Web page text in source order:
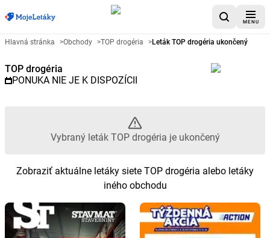
MENU
Reklamný leták TOP drogéria -
Hlavná stránka >Obchody >TOP drogéria >Leták TOP drogéria ukončený
TOP drogéria
PONUKA NIE JE K DISPOZÍCII
Vybraný leták TOP drogéria je ukončený
Zobraziť aktuálne letáky siete TOP drogéria alebo letáky
iného obchodu